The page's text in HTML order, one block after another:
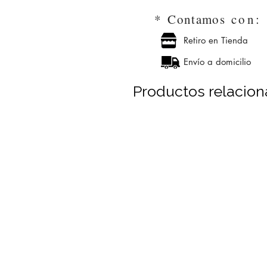
*Contamos con:
Retiro en Tienda
Envío a domicilio
Productos